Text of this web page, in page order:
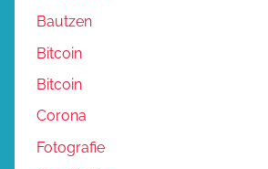
Bautzen
Bitcoin
Bitcoin
Corona
Fotografie